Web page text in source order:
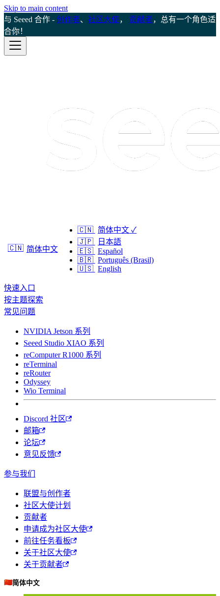
Skip to main content
与 Seeed 合作 - 创作者、 社区大使， 贡献者，总有一个角色适
合你！
🇨🇳 简体中文
🇨🇳 简体中文 ✓
🇯🇵
日本語
🇪🇸 Español
🇧🇷 Português (Brasil)
🇺🇸 English
快速入口
按主题探索
常见问题
NVIDIA Jetson 系列
Seeed Studio XIAO 系列
reComputer R1000 系列
reTerminal
reRouter
Odyssey
Wio Terminal
Discord 社区
邮箱
论坛
意见反馈
参与我们
联盟与创作者
社区大使计划
贡献者
申请成为社区大使
前往任务看板
关于社区大使
关于贡献者
🇨🇳简体中文